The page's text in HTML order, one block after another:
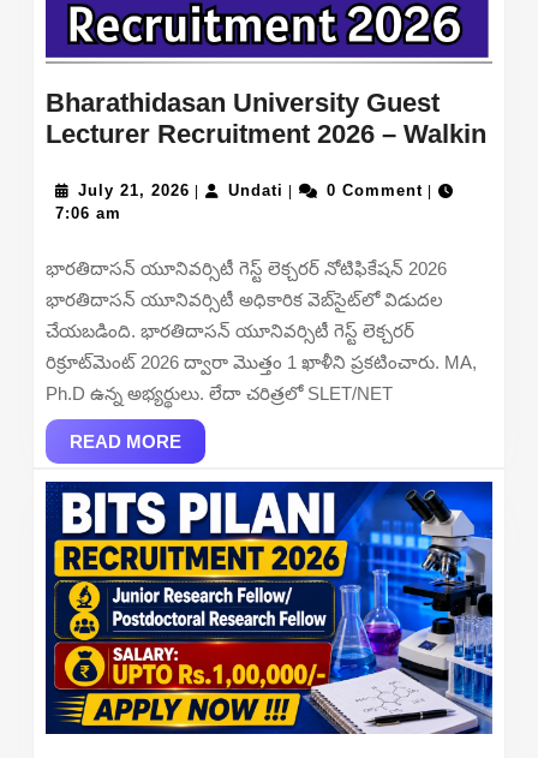
Bharathidasan University Guest
Lecturer Recruitment 2026 – Walkin
July 21, 2026 July
Undati Undati0 Comment
7:06 am
భారతిదాసన్ యూనివర్సిటీ గెస్ట్ లెక్చరర్ నోటిఫికేషన్ 2026
భారతిదాసన్ యూనివర్సిటీ అధికారిక వెబ్‌సైట్‌లో విడుదల
చేయబడింది. భారతిదాసన్ యూనివర్సిటీ గెస్ట్ లెక్చరర్
రిక్రూట్‌మెంట్ 2026 ద్వారా మొత్తం 1 ఖాళీని ప్రకటించారు. MA,
Ph.D ఉన్న అభ్యర్థులు. లేదా చరిత్రలో SLET/NET
READ MOREREAD
MORE